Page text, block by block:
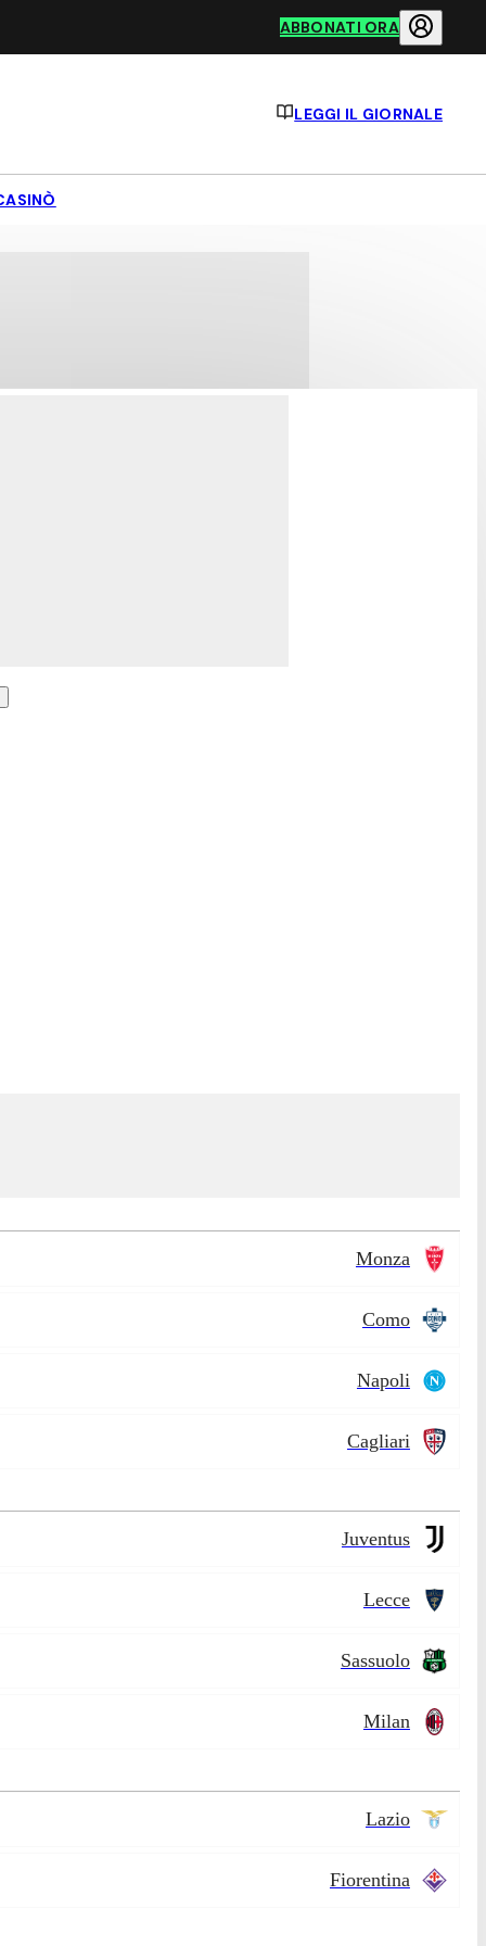
ABBONATI ORA
LEGGI IL GIORNALE
Monza
Como
Napoli
Cagliari
Juventus
Lecce
Sassuolo
Milan
Lazio
Fiorentina